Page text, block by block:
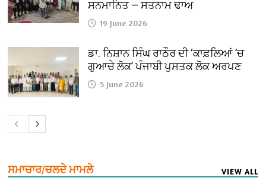
ਸਨਮਾਨਿਤ — ਸਤਨਾਮ ਢਾਅ
19 June 2026
ਡਾ. ਨਿਸ਼ਾਨ ਸਿੰਘ ਰਾਠੌਰ ਦੀ ‘ਕਾਫ਼ਲਿਆਂ ’ਚ
ਗੁਆਚੇ ਲੋਕ’ ਪੰਜਾਬੀ ਪੁਸਤਕ ਲੋਕ ਅਰਪਣ
5 June 2026
ਸਮਾਚਾਰ/ਚਲਦੇ ਮਾਮਲੇ VIEW ALL